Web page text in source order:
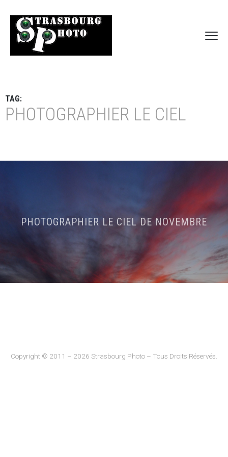
TAG:
PHOTOGRAPHIER LE CIEL
PHOTOGRAPHIER LE CIEL DE NOVEMBRE
Copyright © 2011 – 2026 Strasbourg Photo – Tous Droits Réservés.